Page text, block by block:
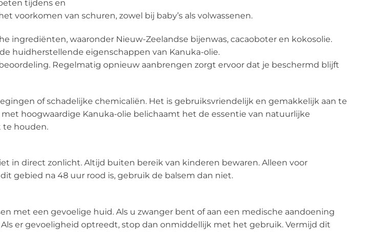
tijdens en
voorkomen van schuren, zowel bij baby’s als volwassenen.
ingrediënten, waaronder Nieuw-Zeelandse bijenwas, cacaoboter en kokosolie.
huidherstellende eigenschappen van Kanuka-olie.
Regelmatig opnieuw aanbrengen zorgt ervoor dat je beschermd blijft
of schadelijke chemicaliën. Het is gebruiksvriendelijk en gemakkelijk aan te
hoogwaardige Kanuka-olie belichaamt het de essentie van natuurlijke
te houden.
in direct zonlicht. Altijd buiten bereik van kinderen bewaren. Alleen voor
gebied na 48 uur rood is, gebruik de balsem dan niet.
met een gevoelige huid. Als u zwanger bent of aan een medische aandoening
er gevoeligheid optreedt, stop dan onmiddellijk met het gebruik. Vermijd dit